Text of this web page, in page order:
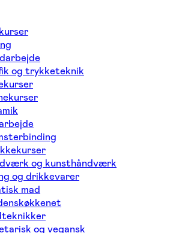
og trykketeknik
og kunsthåndværk
og drikkevarer
mad
og vegansk